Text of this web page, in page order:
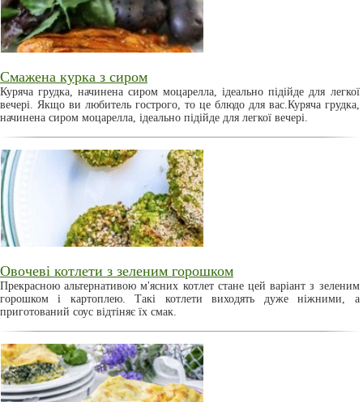
Смажена курка з сиром
Куряча грудка, начинена сиром моцарелла, ідеально підійде для легкої
вечері. Якщо ви любитель гострого, то це блюдо для вас.Куряча грудка,
начинена сиром моцарелла, ідеально підійде для легкої вечері.
Овочеві котлети з зеленим горошком
Прекрасною альтернативою м'ясних котлет стане цей варіант з зеленим
горошком і картоплею. Такі котлети виходять дуже ніжними, а
приготований соус відтіняє їх смак.